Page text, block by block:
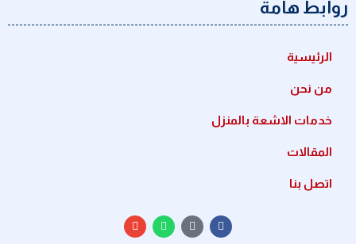
روابط هامة
الرئيسية
من نحن
خدمات الاشعة بالمنزل
المقالات
اتصل بنا